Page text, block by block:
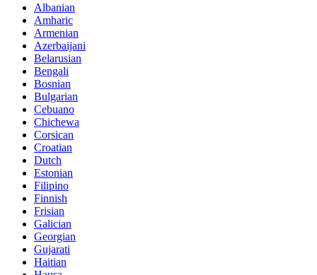
Albanian
Amharic
Armenian
Azerbaijani
Belarusian
Bengali
Bosnian
Bulgarian
Cebuano
Chichewa
Corsican
Croatian
Dutch
Estonian
Filipino
Finnish
Frisian
Galician
Georgian
Gujarati
Haitian